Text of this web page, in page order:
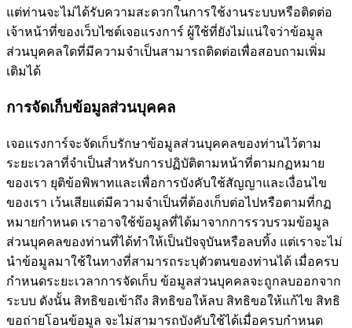
แต่ท่านจะไม่ได้รับความสะดวกในการใช้งานระบบหรือติดต่อ
เจ้าหน้าที่ของเว็บไซต์เจอแรงการ์ ผู้ใช้ที่ยังไม่แน่ใจว่าข้อมูล
ส่วนบุคคลใดที่มีความจำเป็นสามารถติดต่อเพื่อสอบถามเพิ่ม
เติมได้
การจัดเก็บข้อมูลส่วนบุคคล
เจอแรงการ์จะจัดเก็บรักษาข้อมูลส่วนบุคคลของท่านไว้ตาม
ระยะเวลาที่จำเป็นสำหรับการปฏิบัติตามหน้าที่ตามกฏหมาย
ของเรา ยุติข้อพิพาทและเพื่อการบังคับใช้สัญญาและเงื่อนไข
ของเรา เว้นเสียแต่มีความจำเป็นที่ต้องเก็บต่อไปหรือตามที่กฏ
หมายกำหนด เราอาจใช้ข้อมูลที่ได้มาจากการรวบรวมข้อมูล
ส่วนบุคคลของท่านที่ได้ทำให้เป็นปัจจุบันหรือลบทิ้ง แต่เราจะไม่
นำข้อมูลมาใช้ในทางที่สามารถระบุตัวตนของท่านได้ เมื่อครบ
กำหนดระยะเวลาการจัดเก็บ ข้อมูลส่วนบุคคลจะถูกลบออกจาก
ระบบ ดังนั้น สิทธิขอเข้าถึง สิทธิขอให้ลบ สิทธิขอให้แก้ไข สิทธิ
ขอถ่ายโอนข้อมูล จะไม่สามารถบังคับใช้ได้เมื่อครบกำหนด